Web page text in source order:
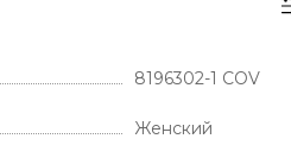
8196302-1 COV
Женский